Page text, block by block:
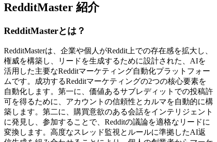
RedditMaster 紹介
RedditMasterとは？
RedditMasterは、企業や個人がReddit上での存在感を拡大し、
権威を構築し、リードを生成するために設計された、AIを
活用した主要なRedditマーケティング自動化プラットフォー
ムです。成功するRedditマーケティングの2つの核心要素を
自動化します。第一に、価値あるサブレディットでの投稿許
可を得るために、アカウントの信頼性とカルマを自動的に構
築します。第二に、購買意欲のある会話をインテリジェント
に発見し、参加することで、Redditの議論を適格なリードに
変換します。高度なスレッド監視とルールに準拠したAI返